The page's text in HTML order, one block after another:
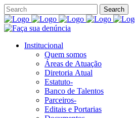
Institucional
Quem somos
Áreas de Atuação
Diretoria Atual
Estatuto-
Banco de Talentos
Parceiros-
Editais e Portarias